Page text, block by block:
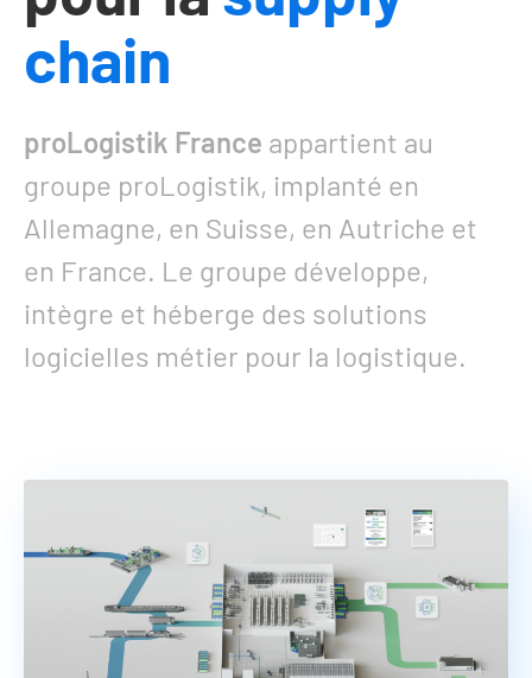
chain
proLogistik France appartient au
groupe proLogistik, implanté en
Allemagne, en Suisse, en Autriche et
en France. Le groupe développe,
intègre et héberge des solutions
logicielles métier pour la logistique.